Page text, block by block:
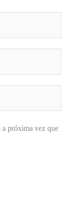
a próxima vez que